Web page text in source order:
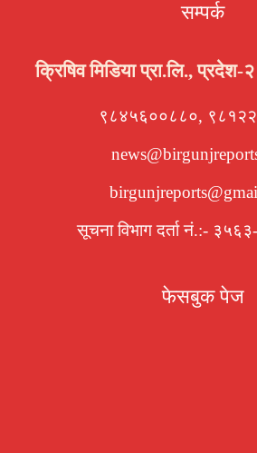
सम्पर्क
क्रिषिव मिडिया प्रा.लि., प्रदेश-
९८४५६००८८०,
सूचना विभाग दर्ता नं.:-
फेसबुक पेज